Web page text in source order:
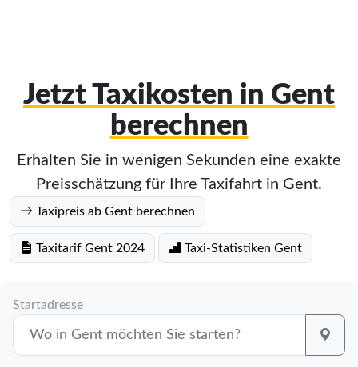
Jetzt Taxikosten in Gent
berechnen
Erhalten Sie in wenigen Sekunden eine exakte
Preisschätzung für Ihre Taxifahrt in Gent.
Taxipreis ab Gent berechnen
Taxitarif Gent 2024 Taxi-Statistiken Gent
Startadresse